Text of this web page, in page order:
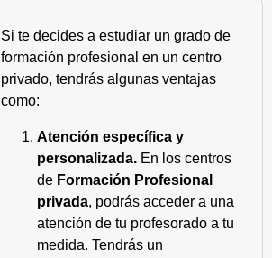
Si te decides a estudiar un grado de
formación profesional en un centro
privado, tendrás algunas ventajas
como:
Atención específica y
personalizada. En los centros
de Formación Profesional
privada, podrás acceder a una
atención de tu profesorado a tu
medida. Tendrás un